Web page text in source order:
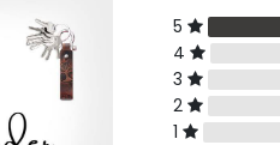
5
4
3
2
1